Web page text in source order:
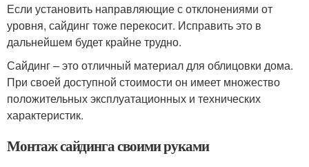
Если установить направляющие с отклонениями от
уровня, сайдинг тоже перекосит. Исправить это в
дальнейшем будет крайне трудно.
Сайдинг – это отличный материал для облицовки дома.
При своей доступной стоимости он имеет множество
положительных эксплуатационных и технических
характеристик.
Монтаж сайдинга своими руками